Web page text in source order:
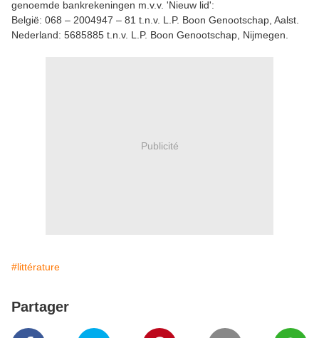
genoemde bankrekeningen m.v.v. 'Nieuw lid':
België: 068 – 2004947 – 81 t.n.v. L.P. Boon Genootschap, Aalst.
Nederland: 5685885 t.n.v. L.P. Boon Genootschap, Nijmegen.
Publicité
#littérature
Partager